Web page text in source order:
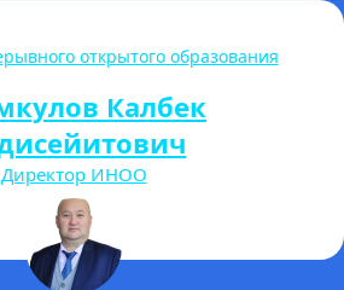
открытого образования
Калбек
Директор ИНОО